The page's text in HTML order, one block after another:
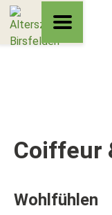
Coiffeur
Wohlfühlen